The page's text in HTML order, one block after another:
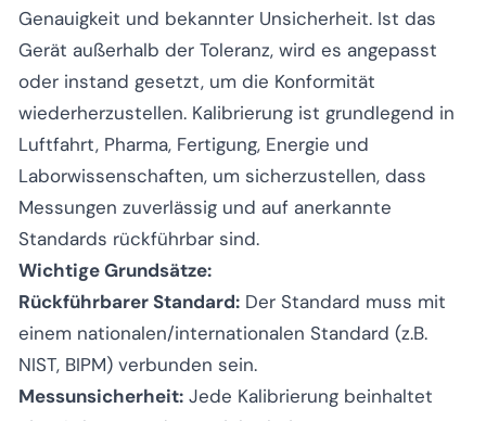
Genauigkeit und bekannter Unsicherheit. Ist das
Gerät außerhalb der Toleranz, wird es angepasst
oder instand gesetzt, um die Konformität
wiederherzustellen. Kalibrierung ist grundlegend in
Luftfahrt, Pharma, Fertigung, Energie und
Laborwissenschaften, um sicherzustellen, dass
Messungen zuverlässig und auf anerkannte
Standards rückführbar sind.
Wichtige Grundsätze:
Rückführbarer Standard: Der Standard muss mit
einem nationalen/internationalen Standard (z.B.
NIST, BIPM) verbunden sein.
Messunsicherheit: Jede Kalibrierung beinhaltet